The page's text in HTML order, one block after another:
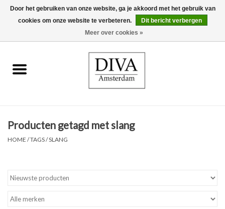
0 Artikelen - €0,00
Oorbellen
Producten getagd met slang
HOME /TAGS/SLANG
Door het gebruiken van onze website, ga je akkoord met het gebruik van
cookies om onze website te verbeteren.
Dit bericht verbergen
Meer over cookies »